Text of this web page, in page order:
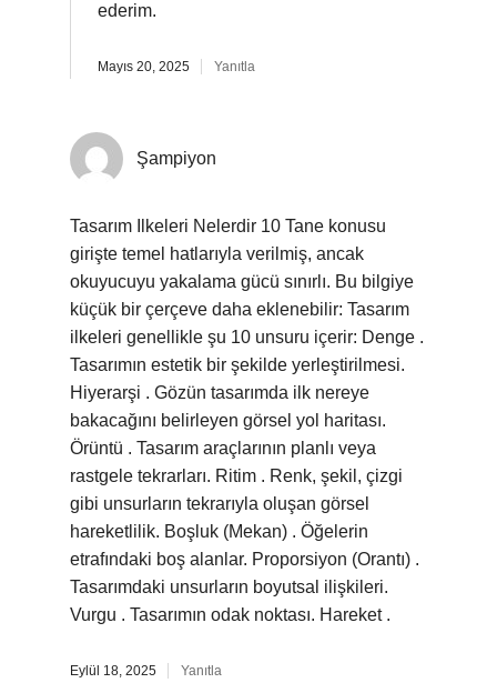
ederim.
Mayıs 20, 2025 Yanıtla
Şampiyon
Tasarım Ilkeleri Nelerdir 10 Tane konusu
girişte temel hatlarıyla verilmiş, ancak
okuyucuyu yakalama gücü sınırlı. Bu bilgiye
küçük bir çerçeve daha eklenebilir: Tasarım
ilkeleri genellikle şu 10 unsuru içerir: Denge .
Tasarımın estetik bir şekilde yerleştirilmesi.
Hiyerarşi . Gözün tasarımda ilk nereye
bakacağını belirleyen görsel yol haritası.
Örüntü . Tasarım araçlarının planlı veya
rastgele tekrarları. Ritim . Renk, şekil, çizgi
gibi unsurların tekrarıyla oluşan görsel
hareketlilik. Boşluk (Mekan) . Öğelerin
etrafındaki boş alanlar. Proporsiyon (Orantı) .
Tasarımdaki unsurların boyutsal ilişkileri.
Vurgu . Tasarımın odak noktası. Hareket .
Eylül 18, 2025 Yanıtla